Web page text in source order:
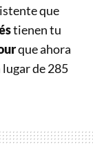
que
tienen tu
que ahora
lugar de 285